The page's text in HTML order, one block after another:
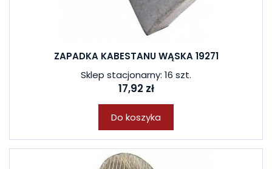
ZAPADKA KABESTANU WĄSKA 19271
Sklep stacjonarny: 16 szt.
17,92 zł
Do koszyka